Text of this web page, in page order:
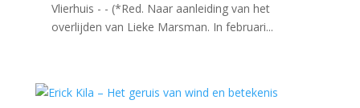
Vlierhuis - - (*Red. Naar aanleiding van het
overlijden van Lieke Marsman. In februari...